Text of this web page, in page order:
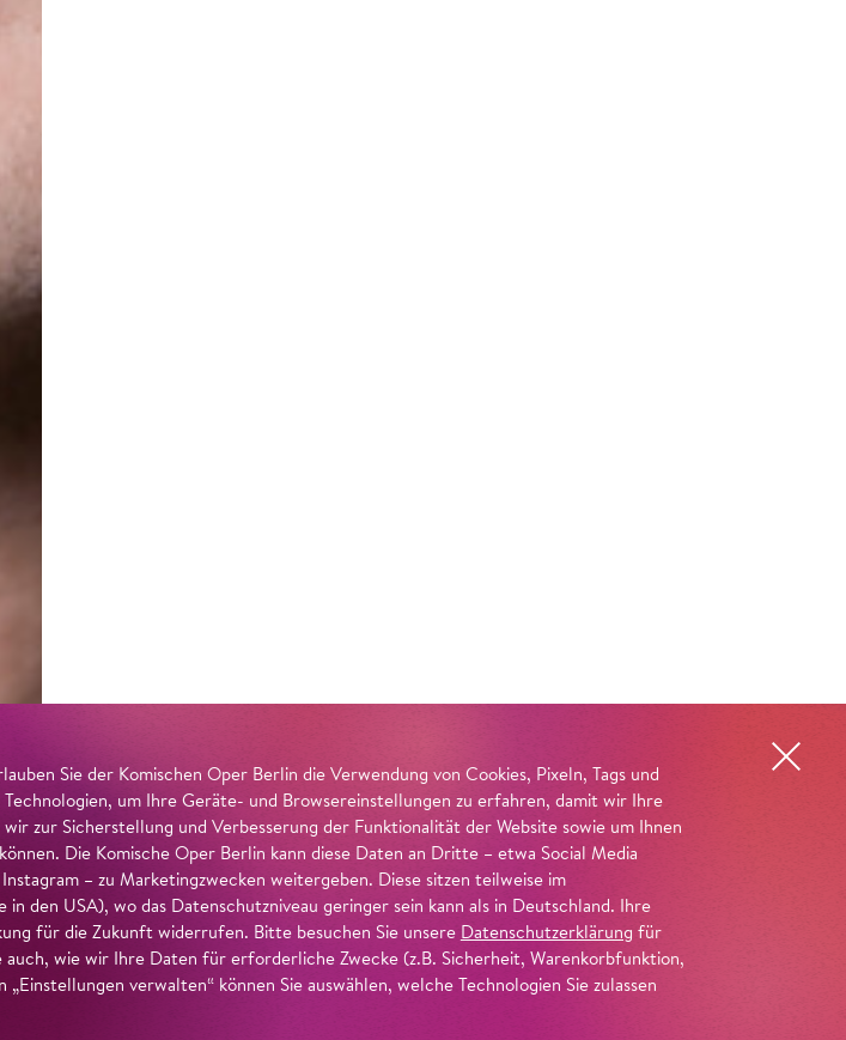
Sie der Komischen Oper Berlin die Verwendung von Cookies, Pixeln, Tags und
um Ihre Geräte- und Browsereinstellungen zu erfahren, damit wir Ihre
zur Sicherstellung und Verbesserung der Funktionalität der Website sowie um Ihnen
Die Komische Oper Berlin kann diese Daten an Dritte – etwa Social Media
– zu Marketingzwecken weitergeben. Diese sitzen teilweise im
in den USA), wo das Datenschutzniveau geringer sein kann als in Deutschland. Ihre
für die Zukunft widerrufen. Bitte besuchen Sie unsere Datenschutzerklärung für
wie wir Ihre Daten für erforderliche Zwecke (z.B. Sicherheit, Warenkorbfunktion,
verwalten“ können Sie auswählen, welche Technologien Sie zulassen